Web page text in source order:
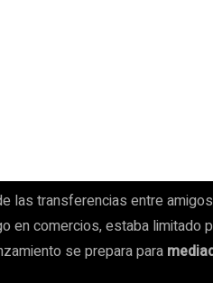
las transferencias entre
en comercios, estaba limitado
se prepara para